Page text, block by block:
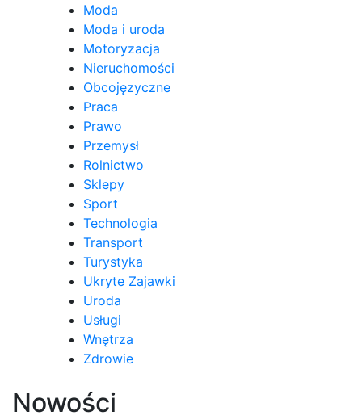
Moda
Moda i uroda
Motoryzacja
Nieruchomości
Obcojęzyczne
Praca
Prawo
Przemysł
Rolnictwo
Sklepy
Sport
Technologia
Transport
Turystyka
Ukryte Zajawki
Uroda
Usługi
Wnętrza
Zdrowie
Nowości